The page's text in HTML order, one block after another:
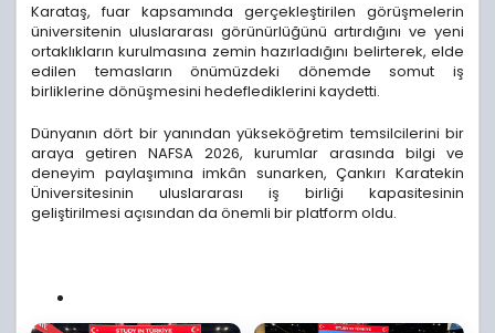
Karataş, fuar kapsamında gerçekleştirilen görüşmelerin
üniversitenin uluslararası görünürlüğünü artırdığını ve yeni
ortaklıkların kurulmasına zemin hazırladığını belirterek, elde
edilen temasların önümüzdeki dönemde somut iş
birliklerine dönüşmesini hedeflediklerini kaydetti.
Dünyanın dört bir yanından yükseköğretim temsilcilerini bir
araya getiren NAFSA 2026, kurumlar arasında bilgi ve
deneyim paylaşımına imkân sunarken, Çankırı Karatekin
Üniversitesinin uluslararası iş birliği kapasitesinin
geliştirilmesi açısından da önemli bir platform oldu.